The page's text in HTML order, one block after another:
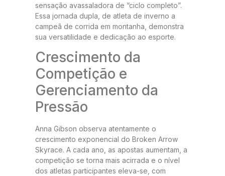
sensação avassaladora de “ciclo completo”.
Essa jornada dupla, de atleta de inverno a
campeã de corrida em montanha, demonstra
sua versatilidade e dedicação ao esporte.
Crescimento da
Competição e
Gerenciamento da
Pressão
Anna Gibson observa atentamente o
crescimento exponencial do Broken Arrow
Skyrace. A cada ano, as apostas aumentam, a
competição se torna mais acirrada e o nível
dos atletas participantes eleva-se, com